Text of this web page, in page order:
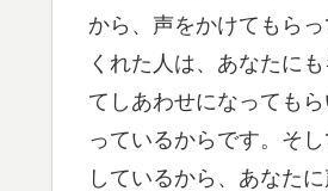
から、声をかけてもら
くれた人は、あなたに
てしあわせになっても
っているからです。そ
しているから、あなた